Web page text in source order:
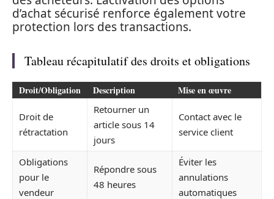
d’achat sécurisé renforce également votre
protection lors des transactions.
Tableau récapitulatif des droits et obligations
Droit/Obligation Description Mise en œuvre
Droit de
rétractation
Retourner un
article sous 14
jours
Contact avec le
service client
Obligations
pour le
vendeur
Répondre sous
48 heures
Éviter les
annulations
automatiques